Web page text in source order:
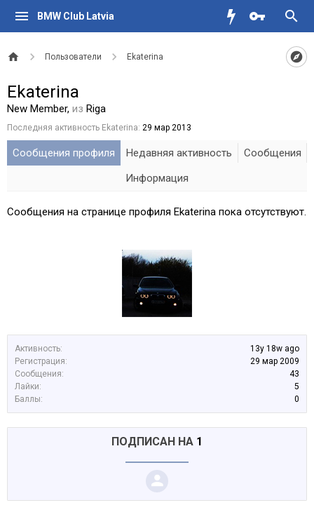
BMW Club Latvia
Пользователи Ekaterina
Активность:
13y 18w ago
Регистрация:
29 мар 2009
Сообщения:
43
Лайки:
5
Баллы:
0
ПОДПИСАН НА 1
Ekaterina
New Member, из Riga
Последняя активность Ekaterina: 29 мар 2013
Сообщения профиля Недавняя активность
Сообщения
Информация
Сообщения на странице профиля Ekaterina пока отсутствуют.